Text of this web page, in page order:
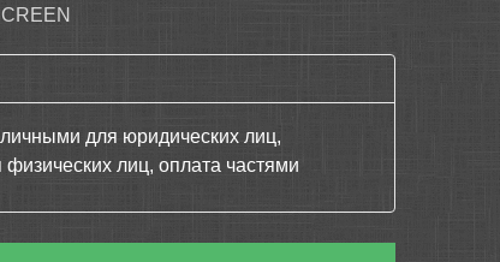
для юридических лиц,
лиц, оплата частями